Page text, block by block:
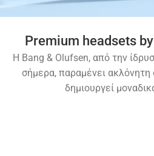
Premium headsets
Η Bang & Olufsen, από την
σήμερα, παραμένει
δημιουργεί